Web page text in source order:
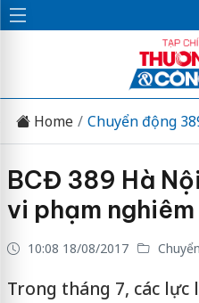
Home Chuyển động
BCĐ 389 Hà
vi phạm
10:08 18/08/2017
Trong tháng 7, các lực